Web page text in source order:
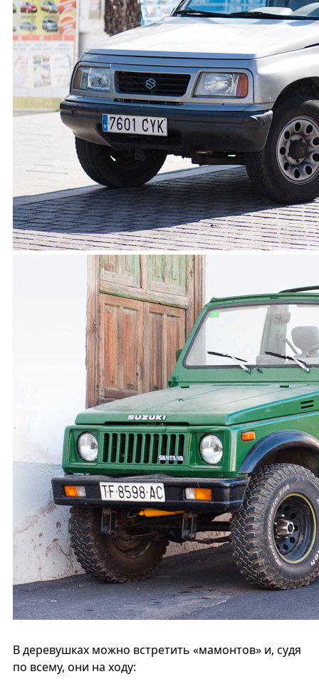
В деревушках можно встретить «мамонтов» и, судя
по всему, они на ходу: